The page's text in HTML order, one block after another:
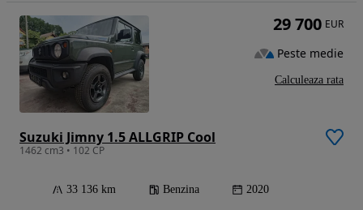
Suzuki Jimny 1.5 ALLGRIP Cool
1462 cm3 • 102 CP
33 136 km Benzina 2020
29 700 EUR
Peste medie
Calculeaza rata